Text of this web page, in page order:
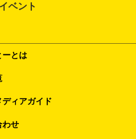
イベント
ーとは
ディアガイド
わせ